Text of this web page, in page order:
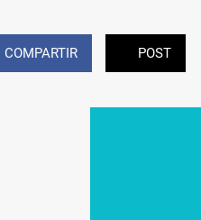
COMPARTIR POST